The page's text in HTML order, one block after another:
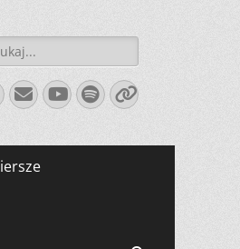
E-
mail
YouTube
Spotify
Link